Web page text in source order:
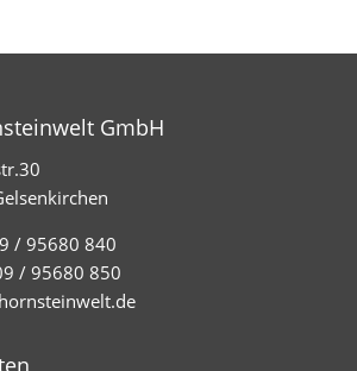
GmbH
/ 95680 840
/ 95680 850